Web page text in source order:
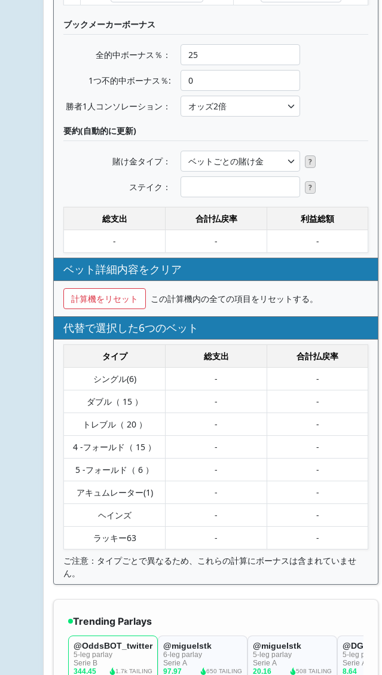
ブックメーカーボーナス
全的中ボーナス％：
1つ不的中ボーナス％:
勝者1人コンソレーション：
要約(自動的に更新)
賭け金タイプ： ?
ステイク： ?
総支出 合計払戻率
利益総額
-
- -
ベット詳細内容をクリア
計算機をリセット この計算機内の全ての項目をリセットする。
代替で選択した6つのベット
タイプ 総支出
合計払戻率
シングル(6)
-
-
ダブル（ 15 ）
-
-
トレブル（ 20 ）
-
-
4 -フォールド（ 15 ）
-
-
5 -フォールド（ 6 ）
-
-
アキュムレーター(1)
-
-
ヘインズ
-
-
ラッキー63
-
-
ご注意：タイプごとで異なるため、これらの計算にボーナスは含まれていませ
ん。